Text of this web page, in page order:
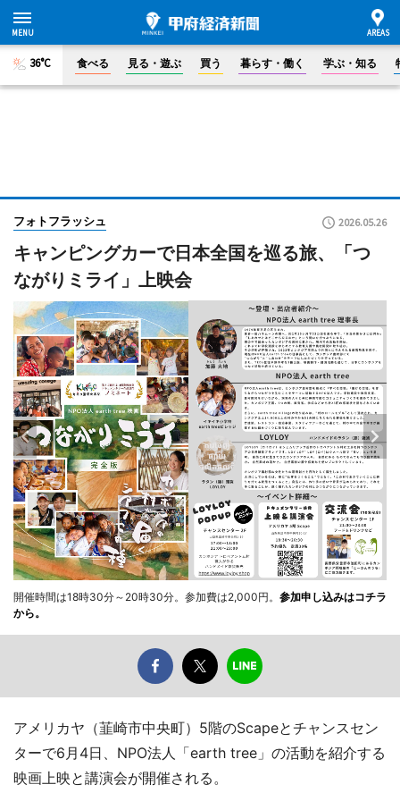
36°C 食べる 見る・遊ぶ 買う 暮らす・働く 学ぶ・知る
フォトフラッシュ 2026.05.26
キャンピングカーで日本全国を巡る旅、「つ
ながりミライ」上映会
開催時間は18時30分～20時30分。参加費は2,000円。 参加申し込みはコチラ
から。
アメリカヤ（韮崎市中央町）5階のScapeとチャンスセン
ターで6月4日、NPO法人「earth tree」の活動を紹介する
映画上映と講演会が開催される。